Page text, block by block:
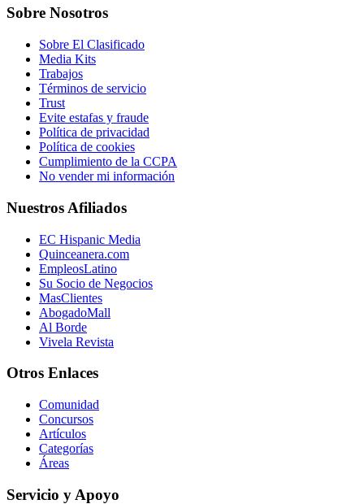
Sobre Nosotros
Sobre El Clasificado
Media Kits
Trabajos
Términos de servicio
Trust
Evite estafas y fraude
Política de privacidad
Política de cookies
Cumplimiento de la CCPA
No vender mi información
Nuestros Afiliados
EC Hispanic Media
Quinceanera.com
EmpleosLatino
Su Socio de Negocios
MasClientes
AbogadoMall
Al Borde
Vivela Revista
Otros Enlaces
Comunidad
Concursos
Artículos
Categorías
Áreas
Servicio y Apoyo